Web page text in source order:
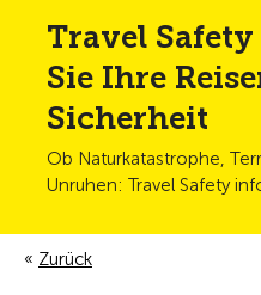
Travel
Sie Ihre
Sicherheit
Ob Naturkatastrophe,
Unruhen: Travel Safety
Zurück